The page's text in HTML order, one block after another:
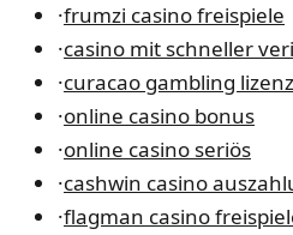
·frumzi casino freispiele
·casino mit schneller
·curacao gambling lizenz
·online casino bonus
·online casino seriös
·cashwin casino
·flagman casino